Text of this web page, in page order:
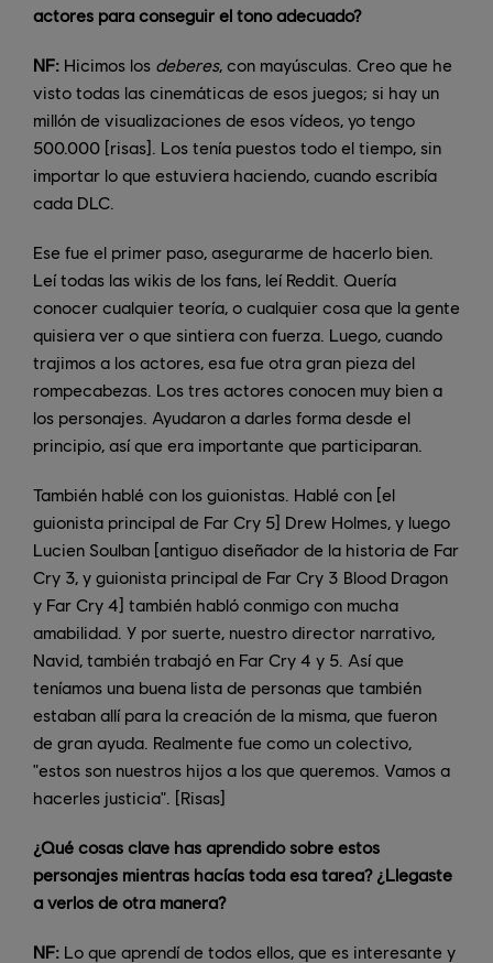
actores para conseguir el tono adecuado?
NF: Hicimos los deberes, con mayúsculas. Creo que he
visto todas las cinemáticas de esos juegos; si hay un
millón de visualizaciones de esos vídeos, yo tengo
500.000 [risas]. Los tenía puestos todo el tiempo, sin
importar lo que estuviera haciendo, cuando escribía
cada DLC.
Ese fue el primer paso, asegurarme de hacerlo bien.
Leí todas las wikis de los fans, leí Reddit. Quería
conocer cualquier teoría, o cualquier cosa que la gente
quisiera ver o que sintiera con fuerza. Luego, cuando
trajimos a los actores, esa fue otra gran pieza del
rompecabezas. Los tres actores conocen muy bien a
los personajes. Ayudaron a darles forma desde el
principio, así que era importante que participaran.
También hablé con los guionistas. Hablé con [el
guionista principal de Far Cry 5] Drew Holmes, y luego
Lucien Soulban [antiguo diseñador de la historia de Far
Cry 3, y guionista principal de Far Cry 3 Blood Dragon
y Far Cry 4] también habló conmigo con mucha
amabilidad. Y por suerte, nuestro director narrativo,
Navid, también trabajó en Far Cry 4 y 5. Así que
teníamos una buena lista de personas que también
estaban allí para la creación de la misma, que fueron
de gran ayuda. Realmente fue como un colectivo,
"estos son nuestros hijos a los que queremos. Vamos a
hacerles justicia". [Risas]
¿Qué cosas clave has aprendido sobre estos
personajes mientras hacías toda esa tarea? ¿Llegaste
a verlos de otra manera?
NF: Lo que aprendí de todos ellos, que es interesante y